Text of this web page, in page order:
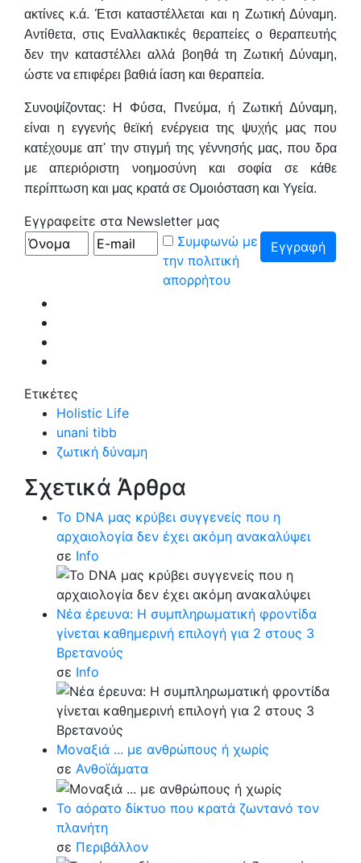
ακτίνες κ.ά. Έτσι καταστέλλεται και η Ζωτική Δύναμη.
Αντίθετα, στις Εναλλακτικές θεραπείες ο θεραπευτής
δεν την καταστέλλει αλλά βοηθά τη Ζωτική Δύναμη,
ώστε να επιφέρει βαθιά ίαση και θεραπεία.
Συνοψίζοντας: Η Φύσα, Πνεύμα, ή Ζωτική Δύναμη,
είναι η εγγενής θεϊκή ενέργεια της ψυχής μας που
κατέχουμε απ' την στιγμή της γέννησής μας, που δρα
με απεριόριστη νοημοσύνη και σοφία σε κάθε
περίπτωση και μας κρατά σε Ομοιόσταση και Υγεία.
Εγγραφείτε στα Newsletter μας
Συμφωνώ με
την πολιτική
απορρήτου
Ετικέτες
Holistic Life
unani tibb
ζωτική δύναμη
Σχετικά Άρθρα
Το DNA μας κρύβει συγγενείς που η
αρχαιολογία δεν έχει ακόμη ανακαλύψει
σε Info
Νέα έρευνα: Η συμπληρωματική φροντίδα
γίνεται καθημερινή επιλογή για 2 στους 3
Βρετανούς
σε Info
Μοναξιά ... με ανθρώπους ή χωρίς
σε Ανθοϊάματα
Το αόρατο δίκτυο που κρατά ζωντανό τον
πλανήτη
σε Περιβάλλον